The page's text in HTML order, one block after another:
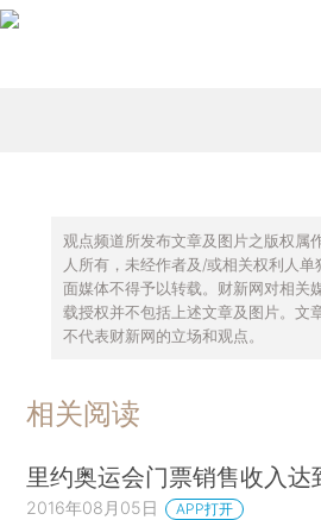
观点频道所发布文章及图片之版权属
人所有，未经作者及/或相关权利人
面媒体不得予以转载。财新网对相关
载授权并不包括上述文章及图片。文
不代表财新网的立场和观点。
相关阅读
里约奥运会门票销售收入达
2016年08月05日 APP打开